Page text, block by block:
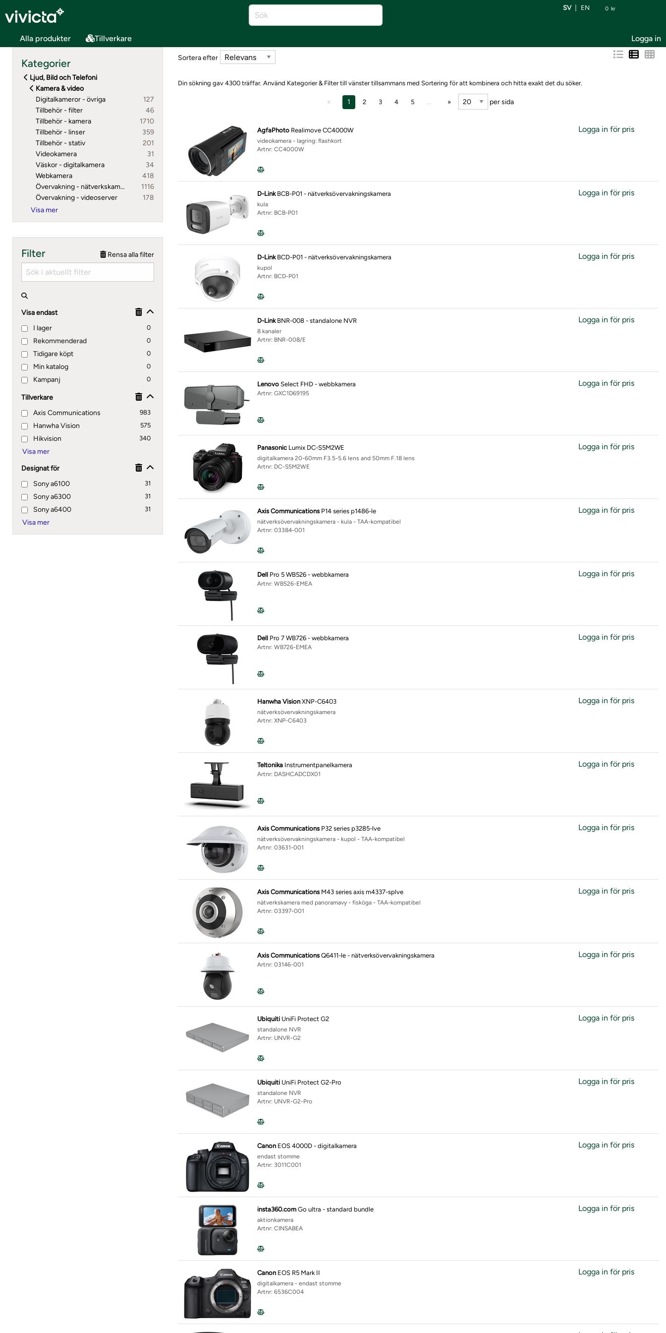
SV EN 0 kr
Alla produkter Tillverkare Logga in
Kategorier
Ljud, Bild och Telefoni
Kamera & video
Digitalkameror - övriga
127
Tillbehör - filter
46
Tillbehör - kamera
1710
Tillbehör - linser
359
Tillbehör - stativ
201
Videokamera
31
Väskor - digitalkamera
34
Webkamera
418
Övervakning - nätverkskamera
1116
Övervakning - videoserver
178
Filter Rensa alla filter
Visa endast
I lager
0
Rekommenderad 0
Tidigare köpt 0
Min katalog 0
Kampanj 0
Tillverkare
Axis Communications
983
Hanwha Vision 575
Hikvision 340
Designat för
Sony a6100
31
Sony a6300 31
Sony a6400 31
Sortera efter
Din sökning gav 4300 träffar. Använd Kategorier & Filter till vänster tillsammans med Sortering för att kombinera och hitta exakt det du söker.
1 2 3 4 5 … per sida
AgfaPhoto Realimove CC4000W
videokamera - lagring: flashkort
Artnr: CC4000W
Logga in för pris
D-Link BCB-P01 - nätverksövervakningskamera
kula
Artnr: BCB-P01
Logga in för pris
D-Link BCD-P01 - nätverksövervakningskamera
kupol
Artnr: BCD-P01
Logga in för pris
D-Link BNR-008 - standalone NVR
8 kanaler
Artnr: BNR-008/E
Logga in för pris
Lenovo Select FHD - webbkamera
Artnr: GXC1D69195
Logga in för pris
Panasonic Lumix DC-S5M2WE
digitalkamera 20-60mm F3.5-5.6 lens and 50mm F.18 lens
Artnr: DC-S5M2WE
Logga in för pris
Axis Communications P14 series p1486-le
nätverksövervakningskamera - kula - TAA-kompatibel
Artnr: 03384-001
Logga in för pris
Dell Pro 5 WB526 - webbkamera
Artnr: WB526-EMEA
Logga in för pris
Dell Pro 7 WB726 - webbkamera
Artnr: WB726-EMEA
Logga in för pris
Hanwha Vision XNP-C6403
nätverksövervakningskamera
Artnr: XNP-C6403
Logga in för pris
Teltonika Instrumentpanelkamera
Artnr: DASHCADCDX01
Logga in för pris
Axis Communications P32 series p3285-lve
nätverksövervakningskamera - kupol - TAA-kompatibel
Artnr: 03631-001
Logga in för pris
Axis Communications M43 series axis m4337-splve
nätverkskamera med panoramavy - fisköga - TAA-kompatibel
Artnr: 03397-001
Logga in för pris
Axis Communications Q6411-le - nätverksövervakningskamera
Artnr: 03146-001
Logga in för pris
Ubiquiti UniFi Protect G2
standalone NVR
Artnr: UNVR-G2
Logga in för pris
Ubiquiti UniFi Protect G2-Pro
standalone NVR
Artnr: UNVR-G2-Pro
Logga in för pris
Canon EOS 4000D - digitalkamera
endast stomme
Artnr: 3011C001
Logga in för pris
insta360.com Go ultra - standard bundle
aktionkamera
Artnr: CINSABEA
Logga in för pris
Canon EOS R5 Mark II
digitalkamera - endast stomme
Artnr: 6536C004
Logga in för pris